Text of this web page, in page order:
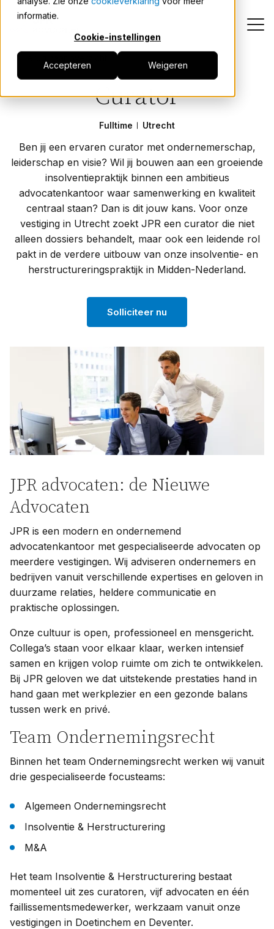
informatie.
Cookie-instellingen
Accepteren Weigeren
Carrièrepad
Medewerkers over JPR
Vacatures
Solliciteer nu
Curator
Fulltime Utrecht
Ben jij een ervaren curator met ondernemerschap,
leiderschap en visie? Wil jij bouwen aan een groeiende
insolventiepraktijk binnen een ambitieus
advocatenkantoor waar samenwerking en kwaliteit
centraal staan? Dan is dit jouw kans. Voor onze
vestiging in Utrecht zoekt JPR een curator die niet
alleen dossiers behandelt, maar ook een leidende rol
pakt in de verdere uitbouw van onze insolventie- en
herstructureringspraktijk in Midden-Nederland.
Solliciteer nu
JPR advocaten: de Nieuwe
Advocaten
JPR is een modern en ondernemend
advocatenkantoor met gespecialiseerde advocaten op
meerdere vestigingen. Wij adviseren ondernemers en
bedrijven vanuit verschillende expertises en geloven in
duurzame relaties, heldere communicatie en
praktische oplossingen.
Onze cultuur is open, professioneel en mensgericht.
Collega’s staan voor elkaar klaar, werken intensief
samen en krijgen volop ruimte om zich te ontwikkelen.
Bij JPR geloven we dat uitstekende prestaties hand in
hand gaan met werkplezier en een gezonde balans
tussen werk en privé.
Team Ondernemingsrecht
Binnen het team Ondernemingsrecht werken wij vanuit
drie gespecialiseerde focusteams:
Algemeen Ondernemingsrecht
Insolventie & Herstructurering
M&A
Het team Insolventie & Herstructurering bestaat
momenteel uit zes curatoren, vijf advocaten en één
faillissementsmedewerker, werkzaam vanuit onze
vestigingen in Doetinchem en Deventer.